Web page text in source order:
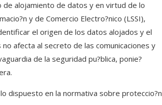
alojamiento de datos y en virtud de lo
y de Comercio Electro?nico (LSSI),
el origen de los datos alojados y el
afecta al secreto de las comunicaciones y
de la seguridad pu?blica, ponie?
dispuesto en la normativa sobre proteccio?n